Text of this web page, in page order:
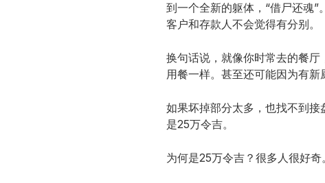
到一个全新的躯体，“借尸还魂
客户和存款人不会觉得有分别。
换句话说，就像你时常去的餐
用餐一样。甚至还可能因为有新
如果坏掉部分太多，也找不到
是25万令吉。
为何是25万令吉？很多人很好奇。